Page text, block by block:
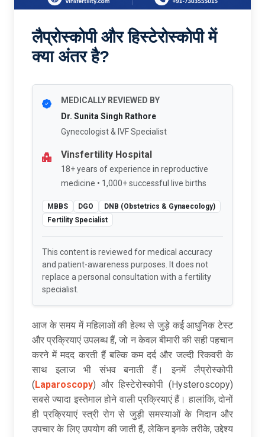
लैप्रोस्कोपी और हिस्टेरोस्कोपी में
क्या अंतर है?
MEDICALLY REVIEWED BY
Dr. Sunita Singh Rathore
Gynecologist & IVF Specialist
Vinsfertility Hospital
18+ years of experience in reproductive
medicine • 1,000+ successful live births
MBBS DGO
DNB (Obstetrics & Gynaecology)
Fertility Specialist
This content is reviewed for medical accuracy
and patient-awareness purposes. It does not
replace a personal consultation with a fertility
specialist.
आज के समय में महिलाओं की हेल्थ से जुड़े कई आधुनिक टेस्ट
और प्रक्रियाएं उपलब्ध हैं, जो न केवल बीमारी की सही पहचान
करने में मदद करती हैं बल्कि कम दर्द और जल्दी रिकवरी के
साथ इलाज भी संभव बनाती हैं। इनमें लैप्रोस्कोपी
(Laparoscopy) और हिस्टेरोस्कोपी (Hysteroscopy)
सबसे ज्यादा इस्तेमाल होने वाली प्रक्रियाएं हैं। हालांकि, दोनों
ही प्रक्रियाएं स्त्री रोग से जुड़ी समस्याओं के निदान और
उपचार के लिए उपयोग की जाती हैं, लेकिन इनके तरीके, उद्देश्य